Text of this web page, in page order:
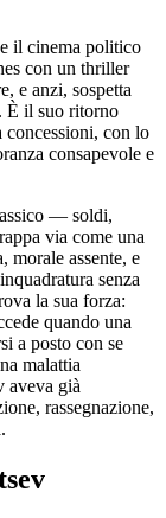
il cinema politico
con un thriller
e anzi, sospetta
È il suo ritorno
concessioni, con lo
consapevole e
— soldi,
via come una
morale assente, e
senza
la sua forza:
quando una
a posto con se
malattia
aveva già
rassegnazione,